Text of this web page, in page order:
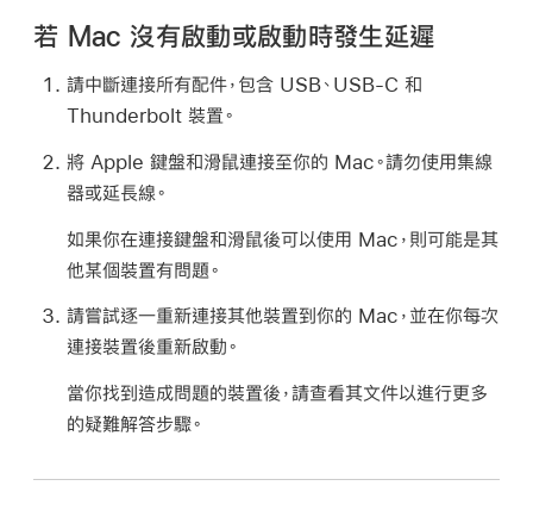
若 Mac 沒有啟動或啟動時發生延遲
請中斷連接所有配件，包含 USB、USB-C 和
Thunderbolt 裝置。
將 Apple 鍵盤和滑鼠連接至你的 Mac。請勿使用集線
器或延長線。
如果你在連接鍵盤和滑鼠後可以使用 Mac，則可能是其
他某個裝置有問題。
請嘗試逐一重新連接其他裝置到你的 Mac，並在你每次
連接裝置後重新啟動。
當你找到造成問題的裝置後，請查看其文件以進行更多
的疑難解答步驟。